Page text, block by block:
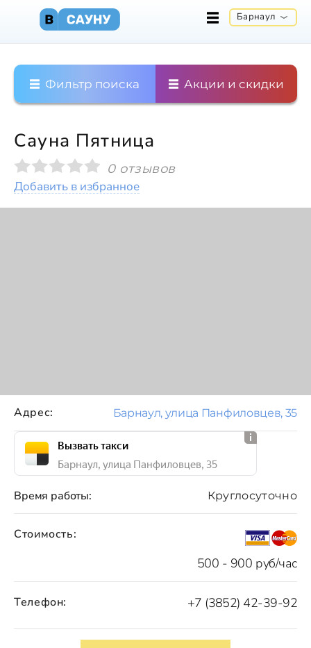
Барнаул
Фильтр поиска Акции и скидки
Сауна Пятница
0 отзывов
Добавить в избранное
Стоимость:
500 - 900 руб/час
Время работы: Круглосуточно
Телефон: +7 (3852) 42-39-92
Адрес: Барнаул, улица Панфиловцев, 35
Вызвать такси
Барнаул, улица Панфиловцев, 35